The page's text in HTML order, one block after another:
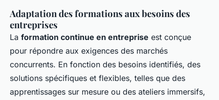
Adaptation des formations aux besoins des
entreprises
La formation continue en entreprise est conçue
pour répondre aux exigences des marchés
concurrents. En fonction des besoins identifiés, des
solutions spécifiques et flexibles, telles que des
apprentissages sur mesure ou des ateliers immersifs,